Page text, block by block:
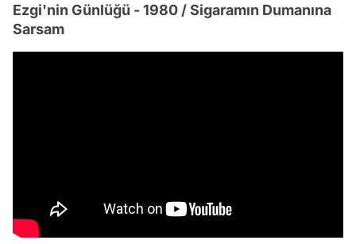
Ezgi'nin Günlüğü - 1980 / Sigaramın Dumanına
Sarsam